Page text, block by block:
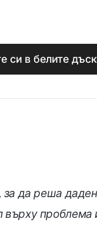
си в белите
за да реша
върху